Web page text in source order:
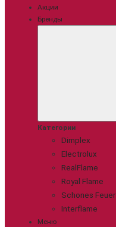
Акции
Бренды
Категории
Dimplex
Electrolux
RealFlame
Royal Flame
Schones Feuer
Interflame
Меню